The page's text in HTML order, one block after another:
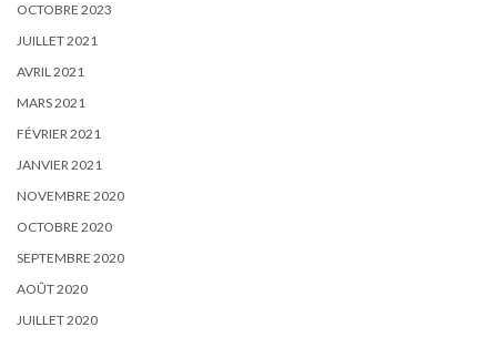
OCTOBRE 2023
JUILLET 2021
AVRIL 2021
MARS 2021
FÉVRIER 2021
JANVIER 2021
NOVEMBRE 2020
OCTOBRE 2020
SEPTEMBRE 2020
AOÛT 2020
JUILLET 2020